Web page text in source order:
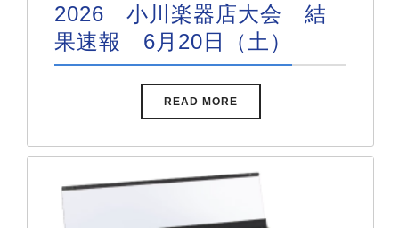
2026 小川楽器店大会 結
果速報 6月20日（土）
READ MORE